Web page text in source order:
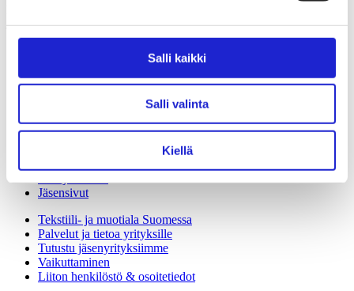
Salli kaikki
Salli valinta
Kiellä
Eteläranta 10, 00130 Helsinki
Tapahtumat
Jäsensivut
Tekstiili- ja muotiala Suomessa
Palvelut ja tietoa yrityksille
Tutustu jäsenyrityksiimme
Vaikuttaminen
Liiton henkilöstö & osoitetiedot